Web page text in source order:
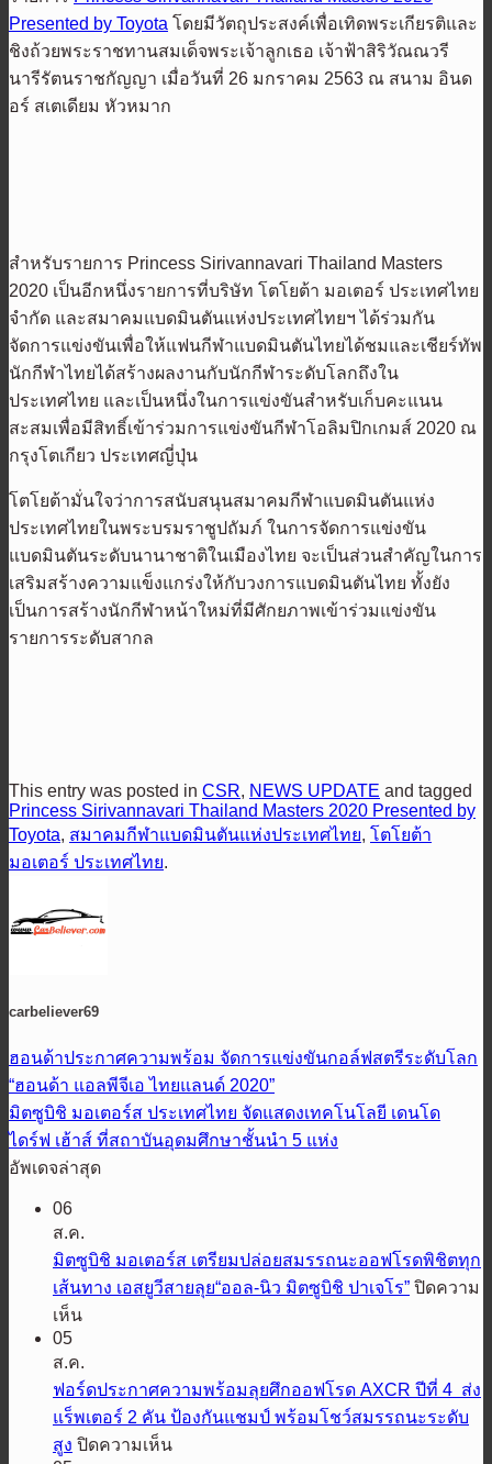
Presented by Toyota โดยมีวัตถุประสงค์เพื่อเทิดพระเกียรติและ
ชิงถ้วยพระราชทานสมเด็จพระเจ้าลูกเธอ เจ้าฟ้าสิริวัณณวรี
นารีรัตนราชกัญญา เมื่อวันที่ 26 มกราคม 2563 ณ สนาม อินด
อร์ สเตเดียม หัวหมาก
สำหรับรายการ Princess Sirivannavari Thailand Masters
2020 เป็นอีกหนึ่งรายการที่บริษัท โตโยต้า มอเตอร์ ประเทศไทย
จำกัด และสมาคมแบดมินตันแห่งประเทศไทยฯ ได้ร่วมกัน
จัดการแข่งขันเพื่อให้แฟนกีฬาแบดมินตันไทยได้ชมและเชียร์ทัพ
นักกีฬาไทยได้สร้างผลงานกับนักกีฬาระดับโลกถึงใน
ประเทศไทย และเป็นหนึ่งในการแข่งขันสำหรับเก็บคะแนน
สะสมเพื่อมีสิทธิ์เข้าร่วมการแข่งขันกีฬาโอลิมปิกเกมส์ 2020 ณ
กรุงโตเกียว ประเทศญี่ปุ่น
โตโยต้ามั่นใจว่าการสนับสนุนสมาคมกีฬาแบดมินตันแห่ง
ประเทศไทยในพระบรมราชูปถัมภ์ ในการจัดการแข่งขัน
แบดมินตันระดับนานาชาติในเมืองไทย จะเป็นส่วนสำคัญในการ
เสริมสร้างความแข็งแกร่งให้กับวงการแบดมินตันไทย ทั้งยัง
เป็นการสร้างนักกีฬาหน้าใหม่ที่มีศักยภาพเข้าร่วมแข่งขัน
รายการระดับสากล
This entry was posted in CSR, NEWS UPDATE and tagged
Princess Sirivannavari Thailand Masters 2020 Presented by
Toyota, สมาคมกีฬาแบดมินตันแห่งประเทศไทย, โตโยต้า
มอเตอร์ ประเทศไทย.
carbeliever69
ฮอนด้าประกาศความพร้อม​ จัดการแข่งขันกอล์ฟสตรีระดับโลก
“ฮอนด้า แอลพีจีเอ ไทยแลนด์ 2020”
มิตซูบิชิ มอเตอร์ส ประเทศไทย จัดแสดงเทคโนโลยี เดนโด
ไดร์ฟ เฮ้าส์ ที่สถาบันอุดมศึกษาชั้นนำ 5 แห่ง
อัพเดจล่าสุด
06
ส.ค.
มิตซูบิชิ มอเตอร์ส เตรียมปล่อยสมรรถนะออฟโรดพิชิตทุก
เส้นทาง เอสยูวีสายลุย“ออล-นิว มิตซูบิชิ ปาเจโร” ปิดความ
เห็นบน
ซู
บิชิ
มอ
เต
05
ส.ค.
ฟอร์ดประกาศความพร้อมลุยศึกออฟโรด AXCR ปีที่ 4 ส่ง
แร็พเตอร์ 2 คัน ป้องกันแชมป์ พร้อมโชว์สมรรถนะระดับ
สูง ปิดความเห็นบน